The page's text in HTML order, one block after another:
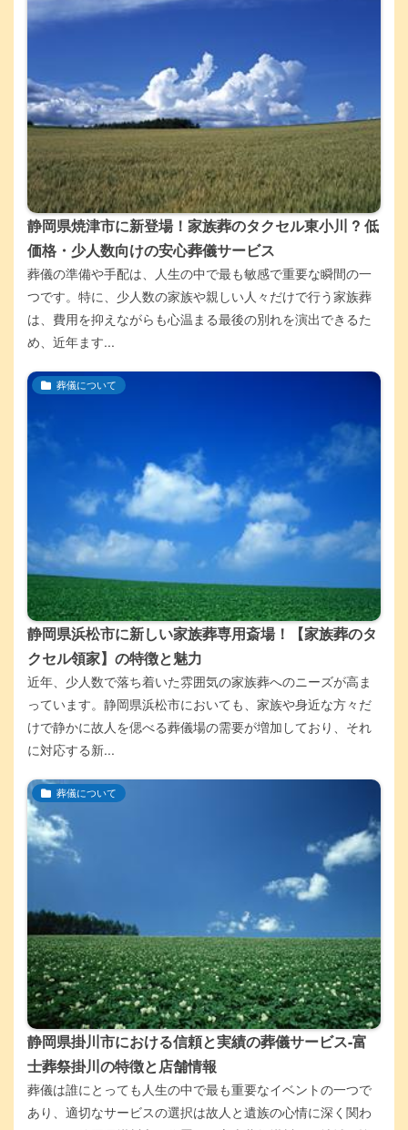
静岡県焼津市に新登場！家族葬のタクセル東小川 ? 低
価格・少人数向けの安心葬儀サービス
葬儀の準備や手配は、人生の中で最も敏感で重要な瞬間の一
つです。特に、少人数の家族や親しい人々だけで行う家族葬
は、費用を抑えながらも心温まる最後の別れを演出できるた
め、近年ます...
葬儀について
静岡県浜松市に新しい家族葬専用斎場！【家族葬のタ
クセル領家】の特徴と魅力
近年、少人数で落ち着いた雰囲気の家族葬へのニーズが高ま
っています。静岡県浜松市においても、家族や身近な方々だ
けで静かに故人を偲べる葬儀場の需要が増加しており、それ
に対応する新...
葬儀について
静岡県掛川市における信頼と実績の葬儀サービス-富
士葬祭掛川の特徴と店舗情報
葬儀は誰にとっても人生の中で最も重要なイベントの一つで
あり、適切なサービスの選択は故人と遺族の心情に深く関わ